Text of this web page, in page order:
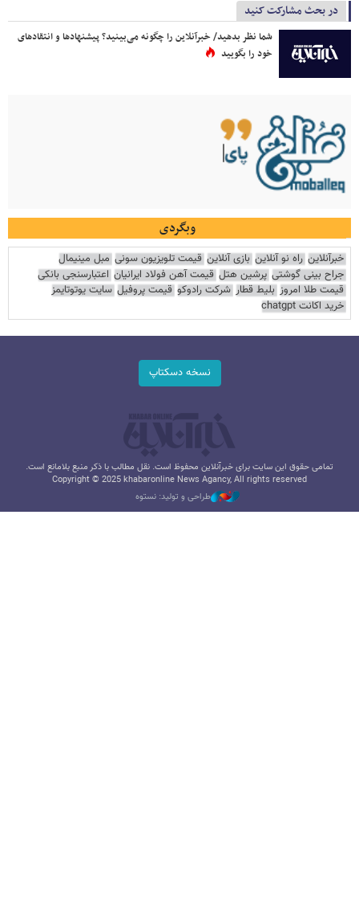
در بحث مشارکت کنید
شما نظر بدهید/ خبرآنلاین را چگونه می‌بینید؟ پیشنهادها و انتقادهای
خود را بگویید
وبگردی
خبرآنلاین راه نو آنلاین بازی آنلاین قیمت تلویزیون سونی مبل مینیمال
جراح بینی گوشتی پرشین هتل قیمت آهن فولاد ایرانیان اعتبارسنجی بانکی
قیمت طلا امروز بلیط قطار شرکت رادوکو قیمت پروفیل سایت یوتوتایمز
خرید اکانت chatgpt
نسخه دسکتاپ
تمامی حقوق این سایت برای خبرآنلاین محفوظ است. نقل مطالب با ذکر منبع بلامانع است.
Copyright © 2025 khabaronline News Agancy, All rights reserved
طراحی و تولید: نستوه